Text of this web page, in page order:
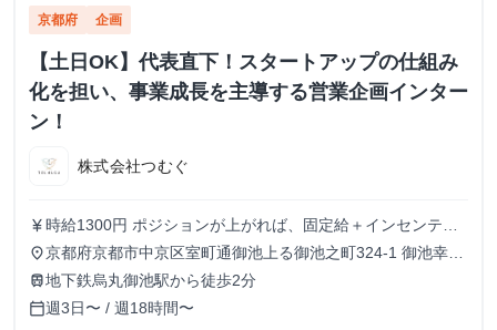
京都府 企画
【土日OK】代表直下！スタートアップの仕組み
化を担い、事業成長を主導する営業企画インター
ン！
株式会社つむぐ
currency_yen 時給1300円 ポジションが上がれば、固定給＋インセンティ
ブへの切り替えも可能で、実際の例も多数あります！ ※試
用期間3ヶ月：時給1150円
place京都府京都市中京区室町通御池上る御池之町324-1 御池幸登
ビル7階
train地下鉄烏丸御池駅から徒歩2分
calendar_today週3日〜 / 週18時間〜